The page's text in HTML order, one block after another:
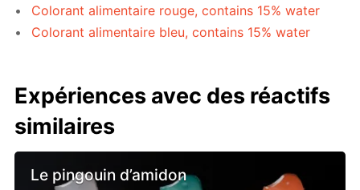
Colorant alimentaire rouge, contains 15% water
Colorant alimentaire bleu, contains 15% water
Expériences avec des réactifs
similaires
Le pingouin d’amidon